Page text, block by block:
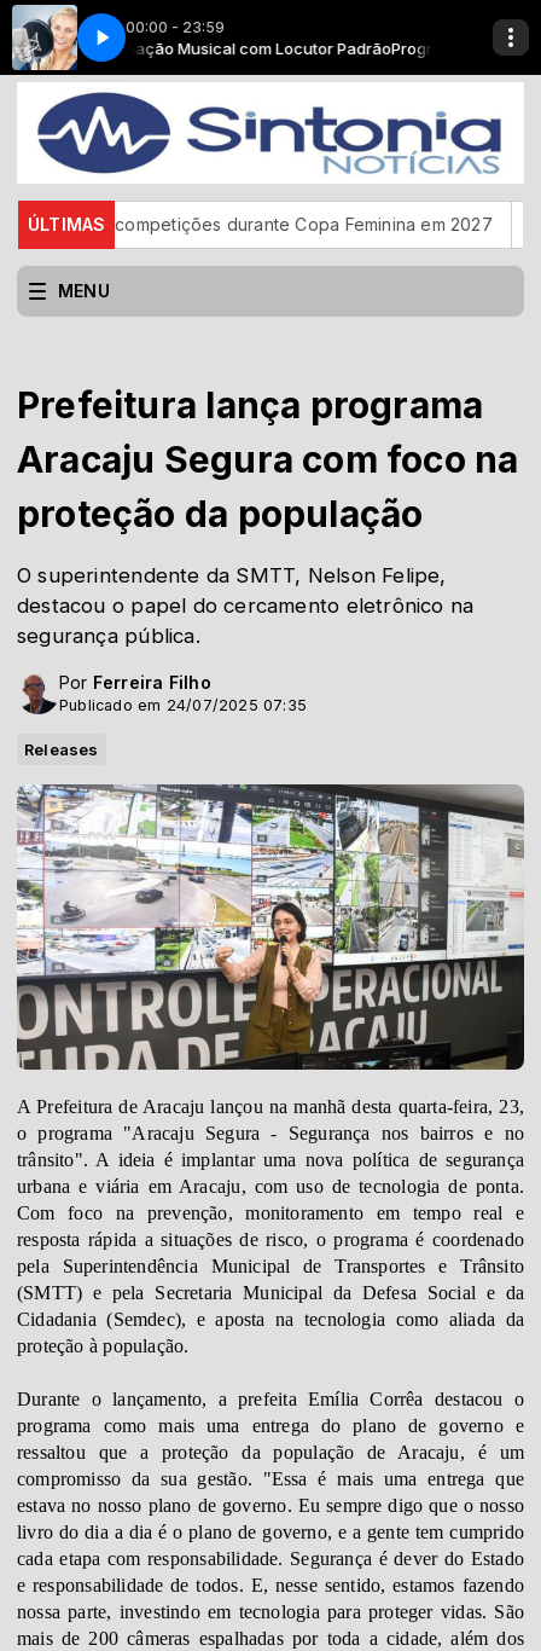
00:00 - 23:59
Programação Musical com Locutor PadrãoProgramação Musical
Insônia - Parte 04 Insônia - Parte 04
ÚLTIMAS
das competições durante Copa Feminina em 2027
MENU
Prefeitura lança programa
Aracaju Segura com foco na
proteção da população
O superintendente da SMTT, Nelson Felipe,
destacou o papel do cercamento eletrônico na
segurança pública.
Por Ferreira Filho
Publicado em 24/07/2025 07:35
Releases
A Prefeitura de Aracaju lançou na manhã desta quarta-feira, 23,
o programa "Aracaju Segura - Segurança nos bairros e no
trânsito". A ideia é implantar uma nova política de segurança
urbana e viária em Aracaju, com uso de tecnologia de ponta.
Com foco na prevenção, monitoramento em tempo real e
resposta rápida a situações de risco, o programa é coordenado
pela Superintendência Municipal de Transportes e Trânsito
(SMTT) e pela Secretaria Municipal da Defesa Social e da
Cidadania (Semdec), e aposta na tecnologia como aliada da
proteção à população.
Durante o lançamento, a prefeita Emília Corrêa destacou o
programa como mais uma entrega do plano de governo e
ressaltou que a proteção da população de Aracaju, é um
compromisso da sua gestão. "Essa é mais uma entrega que
estava no nosso plano de governo. Eu sempre digo que o nosso
livro do dia a dia é o plano de governo, e a gente tem cumprido
cada etapa com responsabilidade. Segurança é dever do Estado
e responsabilidade de todos. E, nesse sentido, estamos fazendo
nossa parte, investindo em tecnologia para proteger vidas. São
mais de 200 câmeras espalhadas por toda a cidade, além dos